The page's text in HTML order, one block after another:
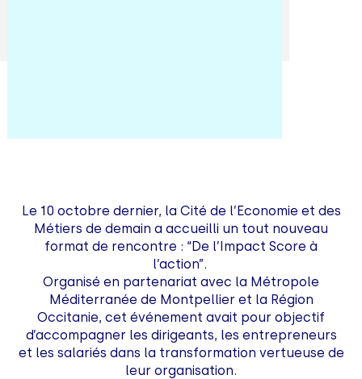
Le 10 octobre dernier, la Cité de l’Economie et des
Métiers de demain a accueilli un tout nouveau
format de rencontre : “De l’Impact Score à
l’action”.
Organisé en partenariat avec la Métropole
Méditerranée de Montpellier et la Région
Occitanie, cet événement avait pour objectif
d’accompagner les dirigeants, les entrepreneurs
et les salariés dans la transformation vertueuse de
leur organisation.